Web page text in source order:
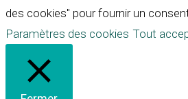
des cookies" pour fournir un
Paramètres des cookies Tout